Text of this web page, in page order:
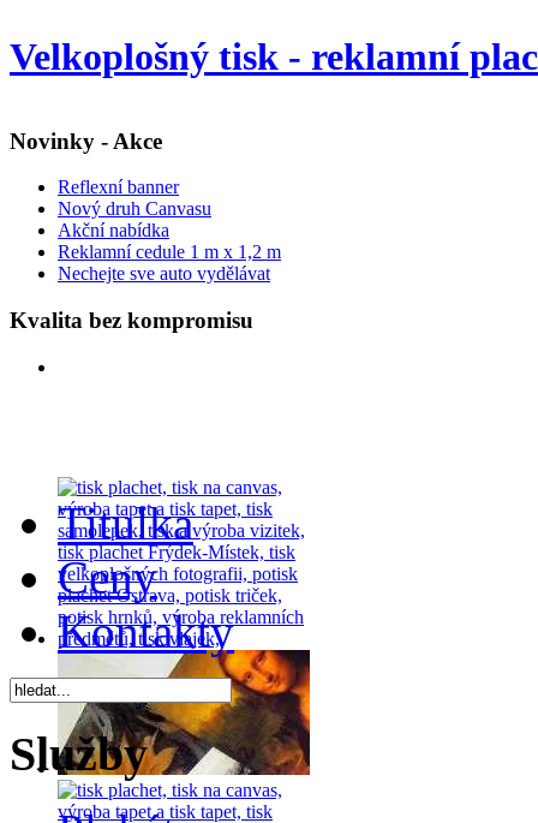
Velkoplošný tisk - reklamní
Novinky - Akce
Reflexní banner
Nový druh Canvasu
Akční nabídka
Reklamní cedule 1 m x 1,2 m
Nechejte sve auto vydělávat
Kvalita bez kompromisu
Titulka
Ceny
Kontakty
Služby